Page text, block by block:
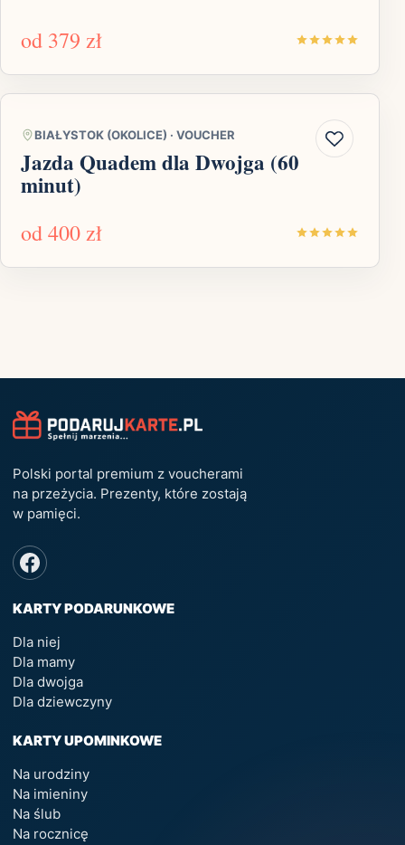
od 379 zł
BIAŁYSTOK (OKOLICE) · VOUCHER
Jazda Quadem dla Dwojga (60
minut)
od400 zł
Polski portal premium z voucherami
na przeżycia. Prezenty, które zostają
w pamięci.
KARTY PODARUNKOWE
Dla niej
Dla mamy
Dla dwojga
Dla dziewczyny
KARTY UPOMINKOWE
Na urodziny
Na imieniny
Na ślub
Na rocznicę